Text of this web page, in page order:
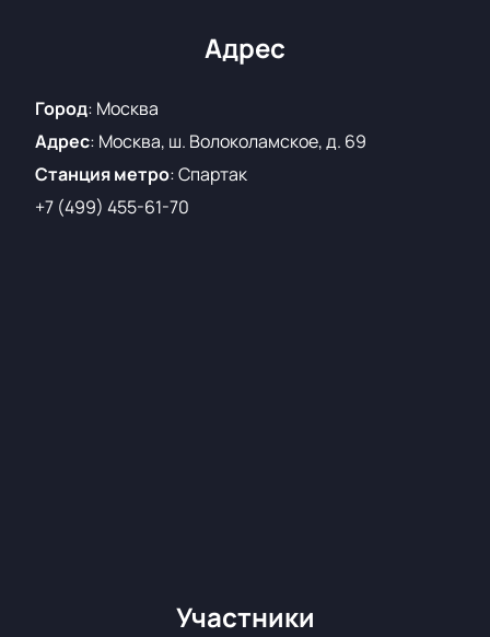
обеспечить себе место на одном из самых
ожидаемых матчей сезона. Не пропустите шанс
моментов, на Лукойл-Арене.
Адрес
Город: Москва
Адрес: Москва, ш. Волоколамское, д. 69
Станция метро:Спартак
+7 (499) 455-61-70
Участники